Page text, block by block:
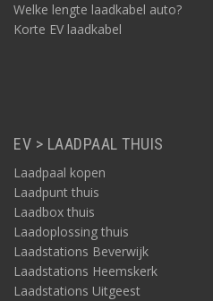
Welke lengte laadkabel auto?
Korte EV laadkabel
EV > LAADPAAL THUIS
Laadpaal kopen
Laadpunt thuis
Laadbox thuis
Laadoplossing thuis
Laadstations Beverwijk
Laadstations Heemskerk
Laadstations Uitgeest